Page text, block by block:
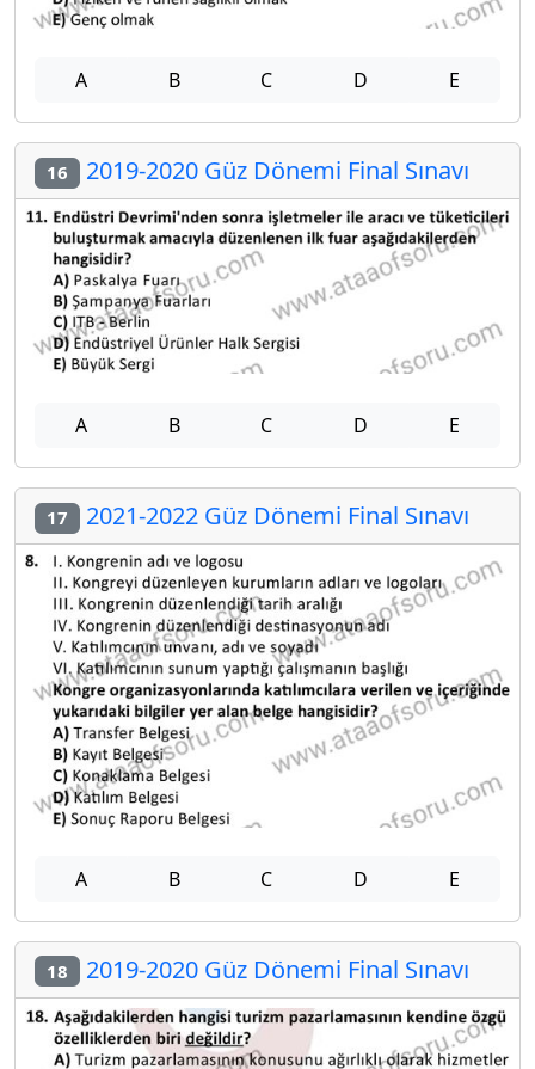
A B C D E
16 2019-2020 Güz Dönemi Final Sınavı
A B C D E
17 2021-2022 Güz Dönemi Final Sınavı
A B C D E
18 2019-2020 Güz Dönemi Final Sınavı